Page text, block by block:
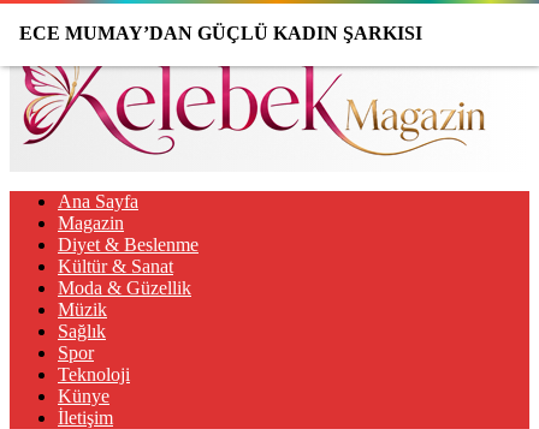
Ana Sayfa
Magazin
Diyet & Beslenme
Kültür & Sanat
Moda & Güzellik
Müzik
Sağlık
Spor
Teknoloji
Künye
İletişim
ECE MUMAY’DAN GÜÇLÜ KADIN ŞARKISI